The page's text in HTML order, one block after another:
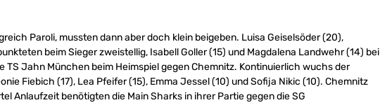
Paroli, mussten dann aber doch klein beigeben. Luisa Geiselsöder (20),
beim Sieger zweistellig, Isabell Goller (15) und Magdalena Landwehr (14) bei
Jahn München beim Heimspiel gegen Chemnitz. Kontinuierlich wuchs der
Fiebich (17), Lea Pfeifer (15), Emma Jessel (10) und Sofija Nikic (10). Chemnitz
Anlaufzeit benötigten die Main Sharks in ihrer Partie gegen die SG